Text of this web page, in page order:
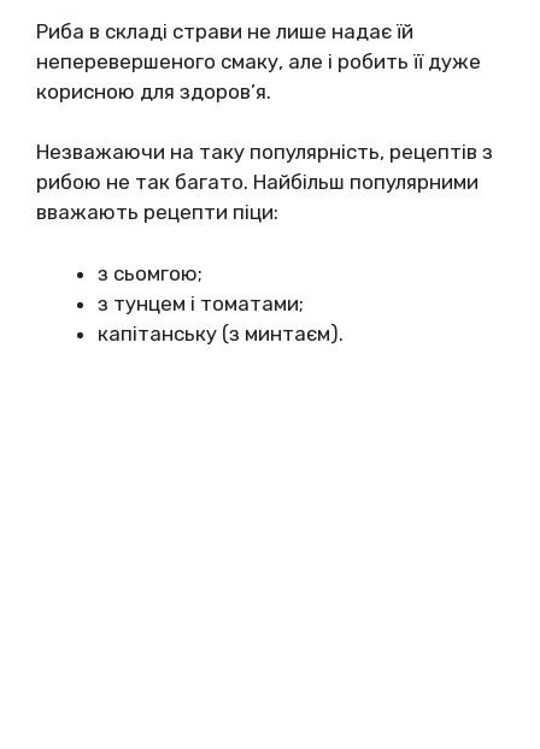
Риба в складі страви не лише надає їй
неперевершеного смаку, але і робить її дуже
корисною для здоров’я.
Незважаючи на таку популярність, рецептів з
рибою не так багато. Найбільш популярними
вважають рецепти піци:
з сьомгою;
з тунцем і томатами;
капітанську (з минтаєм).